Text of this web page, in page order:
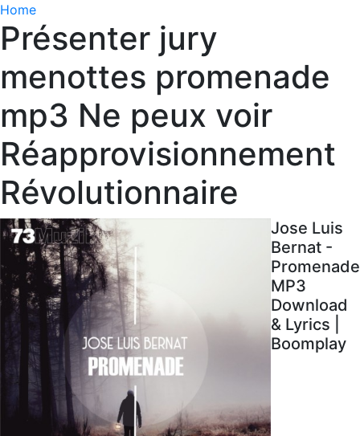
Home
Présenter jury
menottes promenade
mp3 Ne peux voir
Réapprovisionnement
Révolutionnaire
Jose Luis
Bernat -
Promenade
MP3
Download
& Lyrics |
Boomplay